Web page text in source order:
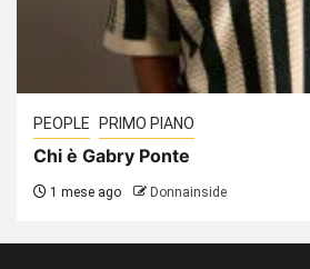
PEOPLE PRIMO PIANO
Chi è Gabry Ponte
1 mese ago Donnainside